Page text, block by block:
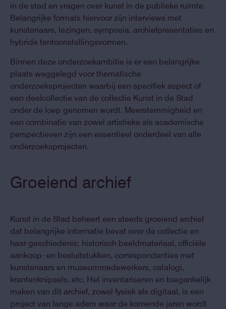
in de stad en vragen over kunst in de publieke ruimte.
Belangrijke formats hiervoor zijn interviews met
kunstenaars, lezingen, symposia, archiefpresentaties en
hybride tentoonstellingsvormen.
Binnen deze onderzoekambitie is er een belangrijke
plaats weggelegd voor thematische
onderzoeksprojecten waarbij een specifiek aspect of
een deelcollectie van de collectie Kunst in de Stad
onder de loep genomen wordt. Meerstemmigheid en
een combinatie van zowel artistieke als academische
perspectieven zijn een essentieel onderdeel van alle
onderzoeksprojecten.
Groeiend archief
Kunst in de Stad beheert een steeds groeiend archief
dat belangrijke informatie bevat over de collectie en
haar geschiedenis: historisch beeldmateriaal, officiële
aankoop- en besluitstukken, correspondenties met
kunstenaars en museummedewerkers, catalogi,
krantenknipsels, etc. Het inventariseren en toegankelijk
maken van dit archief, zowel fysiek als digitaal, is een
project van lange adem waar de komende jaren wordt